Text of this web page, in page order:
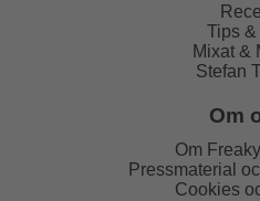
Tips &
Mixat &
Stefan
Om
Om
Pressmaterial
Cookies